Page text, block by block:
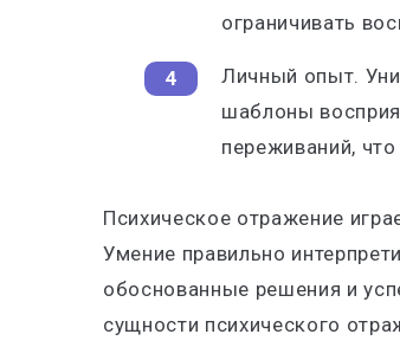
ограничивать
Личный опыт.
шаблоны
переживаний,
Психическое отражение
Умение правильно
обоснованные решения и
сущности психического